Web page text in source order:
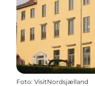
Foto: VisitNordsjælland